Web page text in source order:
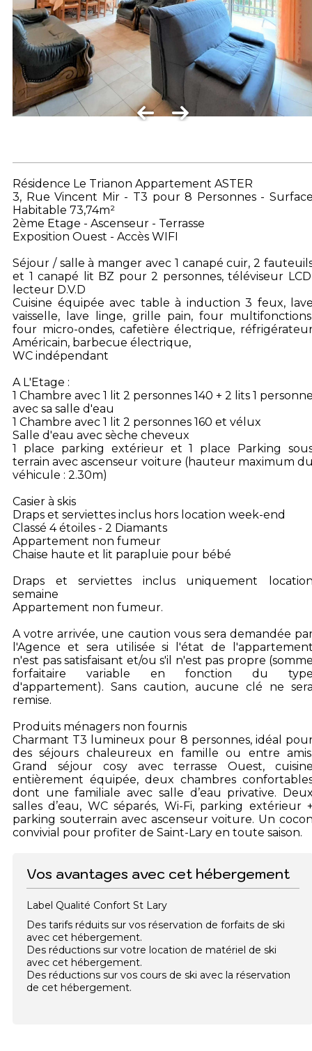
Résidence Le Trianon Appartement ASTER
3, Rue Vincent Mir - T3 pour 8 Personnes -
Habitable 73,74m²
2ème Etage - Ascenseur - Terrasse
Exposition Ouest - Accès WIFI
Séjour / salle à manger avec 1 canapé cuir, 2
et 1 canapé lit BZ pour 2 personnes, téléviseur
lecteur D.V.D
Cuisine équipée avec table à induction 3 feux,
vaisselle, lave linge, grille pain, four
four micro-ondes, cafetière électrique,
Américain, barbecue électrique,
WC indépendant
A L'Etage :
1 Chambre avec 1 lit 2 personnes 140 + 2 lits 1
avec sa salle d'eau
1 Chambre avec 1 lit 2 personnes 160 et vélux
Salle d'eau avec sèche cheveux
1 place parking extérieur et 1 place Parking
terrain avec ascenseur voiture (hauteur maximum
véhicule : 2.30m)
Casier à skis
Draps et serviettes inclus hors location week-end
Classé 4 étoiles - 2 Diamants
Appartement non fumeur
Chaise haute et lit parapluie pour bébé
Draps et serviettes inclus uniquement
semaine
Appartement non fumeur.
A votre arrivée, une caution vous sera demandée
l'Agence et sera utilisée si l'état de
n'est pas satisfaisant et/ou s'il n'est pas propre
forfaitaire variable en fonction du
d'appartement). Sans caution, aucune clé ne
remise.
Produits ménagers non fournis
Charmant T3 lumineux pour 8 personnes, idéal
des séjours chaleureux en famille ou entre
Grand séjour cosy avec terrasse Ouest,
entièrement équipée, deux chambres
dont une familiale avec salle d’eau privative.
salles d’eau, WC séparés, Wi-Fi, parking extérieur
parking souterrain avec ascenseur voiture. Un
convivial pour profiter de Saint-Lary en toute saison.
Vos avantages avec cet hébergement
Label Qualité Confort St Lary
Des tarifs réduits sur vos réservation de forfaits de ski
avec cet hébergement.
Des réductions sur votre location de matériel de ski
avec cet hébergement.
Des réductions sur vos cours de ski avec la réservation
de cet hébergement.